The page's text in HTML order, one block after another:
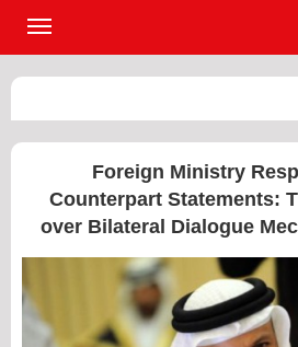
Foreign Ministry
Counterpart Statements:
over Bilateral Dialogue